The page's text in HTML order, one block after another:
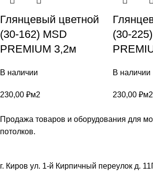
Глянцевый цветной
(30-162) MSD
PREMIUM 3,2м
В наличии
230,00 ₽м2
(30-
В наличии
230,00 ₽м2
Продажа товаров и оборудования для
потолков.
г. Киров ул. 1-й Кирпичный переулок д.